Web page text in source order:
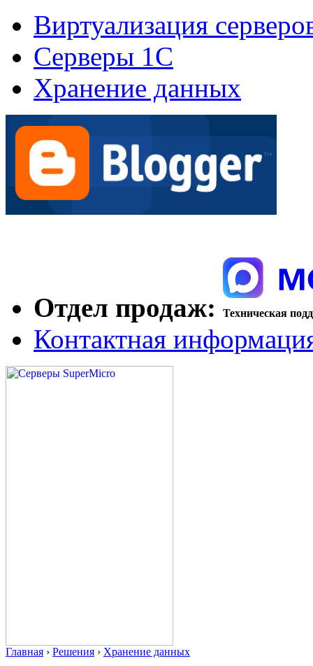
Виртуализация
Серверы 1С
Хранение данных
Отдел продаж: Техническая
Контактная
Главная › Решения › Хранение данных